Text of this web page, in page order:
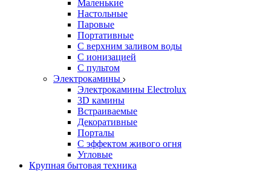
Маленькие
Настольные
Паровые
Портативные
С верхним заливом воды
С ионизацией
С пультом
Электрокамины
Электрокамины Electrolux
3D камины
Встраиваемые
Декоративные
Порталы
С эффектом живого огня
Угловые
Крупная бытовая техника